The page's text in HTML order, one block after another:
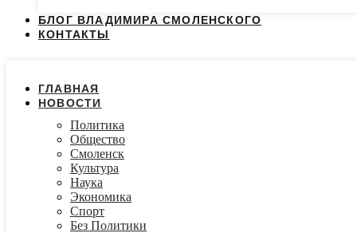
БЛОГ ВЛАДИМИРА СМОЛЕНСКОГО
КОНТАКТЫ
ГЛАВНАЯ
НОВОСТИ
Политика
Общество
Смоленск
Культура
Наука
Экономика
Спорт
Без Политики